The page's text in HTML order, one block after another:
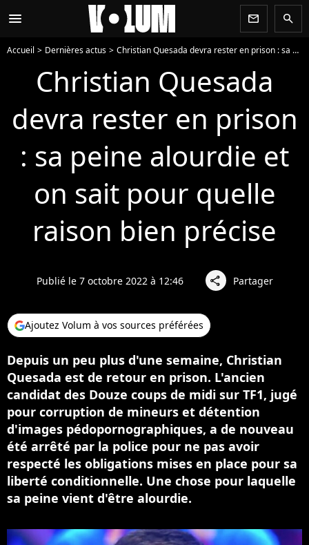
menu newsletter search
Accueil Dernières actus Christian Quesada devra rester en prison : sa peine alourdie et on sait pour quelle raison bien précise
Christian Quesada
devra rester en prison
: sa peine alourdie et
on sait pour quelle
raison bien précise
Publié le 7 octobre 2022 à 12:46 share Partager
Ajoutez Volum à vos sources préférées
Depuis un peu plus d'une semaine, Christian
Quesada est de retour en prison. L'ancien
candidat des Douze coups de midi sur TF1, jugé
pour corruption de mineurs et détention
d'images pédopornographiques, a de nouveau
été arrêté par la police pour ne pas avoir
respecté les obligations mises en place pour sa
liberté conditionnelle. Une chose pour laquelle
sa peine vient d'être alourdie.